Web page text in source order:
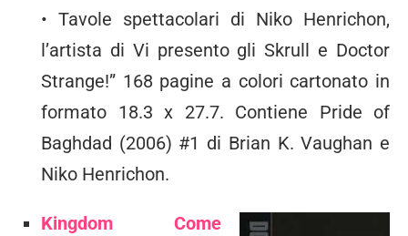
• Tavole spettacolari di Niko Henrichon,
l’artista di Vi presento gli Skrull e Doctor
Strange!” 168 pagine a colori cartonato in
formato 18.3 x 27.7. Contiene Pride of
Baghdad (2006) #1 di Brian K. Vaughan e
Niko Henrichon.
Kingdom Come